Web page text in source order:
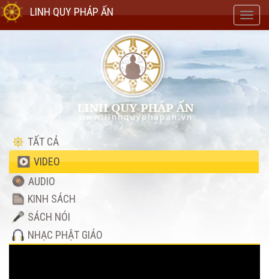
LINH QUY PHÁP ẤN
TẤT CẢ
VIDEO
AUDIO
KINH SÁCH
SÁCH NÓI
NHẠC PHẬT GIÁO